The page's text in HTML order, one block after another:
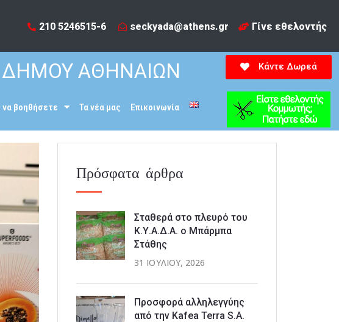
210 5246515-6​ seckyada@athens.gr Γίνε εθελοντής
ΑΘΗΝΑΙΩΝ
βοηθήσετε Τα νέα μας Επικοινωνία
Κάντε Δωρεά
Πρόσφατα άρθρα
Σταθερά στο πλευρό του
Κ.Υ.Α.Δ.Α. ο Μπάρμπα
Στάθης
31 ΙΟΥΛΊΟΥ, 2026
Προσφορά αλληλεγγύης
από την Kafea Terra S.A.